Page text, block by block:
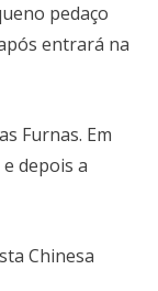
pedaço
entrará na
Furnas. Em
depois a
Chinesa